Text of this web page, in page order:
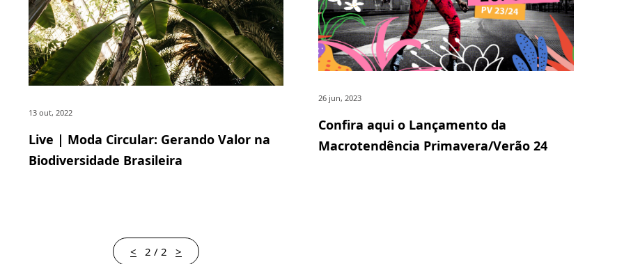
13 out, 2022
Live | Moda Circular: Gerando Valor na
Biodiversidade Brasileira
26 jun, 2023
Confira aqui o Lançamento da
Macrotendência Primavera/Verão 24
< 2 / 2 >